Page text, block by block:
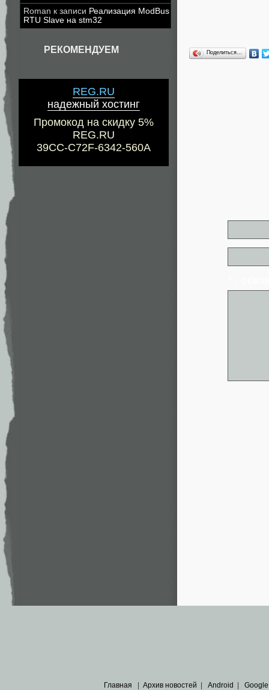
Roman к записи Реализация ModBus
RTU Slave на stm32
РЕКОМЕНДУЕМ
REG.RU
надежный хостинг
Промокод на скидку 5%
REG.RU
39CC-C72F-6342-560A
Поделиться…
Главная Архив новостей Android Google